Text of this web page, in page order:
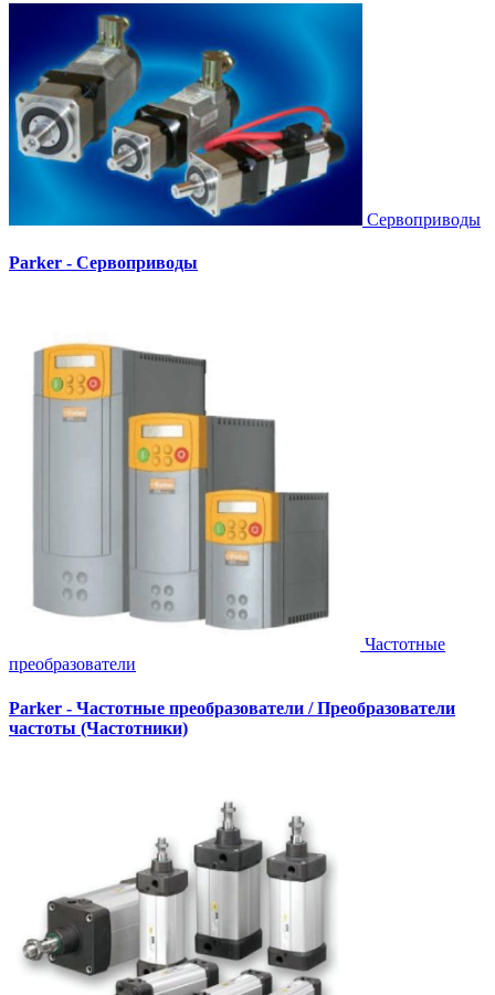
Сервоприводы
Parker - Сервоприводы
Частотные
преобразователи
Parker - Частотные преобразователи / Преобразователи
частоты (Частотники)